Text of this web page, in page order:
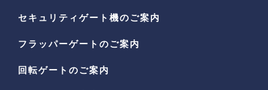
セキュリティゲート機のご案内
フラッパーゲートのご案内
回転ゲートのご案内